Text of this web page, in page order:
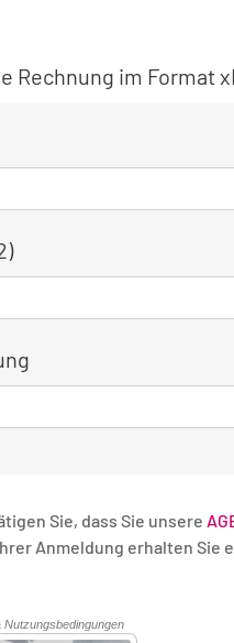
Rechnung im Format
Sie, dass Sie unsere